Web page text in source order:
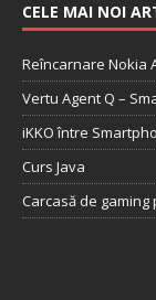
CELE MAI NOI
Reîncarnare Nokia
Vertu Agent Q –
iKKO între
Curs Java
Carcasă de gaming